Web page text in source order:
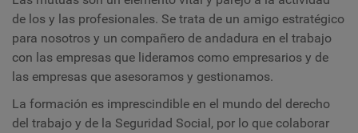
de los y las profesionales. Se trata de un amigo estratégico
para nosotros y un compañero de andadura en el trabajo
con las empresas que lideramos como empresarios y de
las empresas que asesoramos y gestionamos.
La formación es imprescindible en el mundo del derecho
del trabajo y de la Seguridad Social, por lo que colaborar